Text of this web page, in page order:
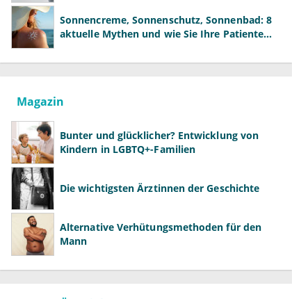
Sonnencreme, Sonnenschutz, Sonnenbad: 8
aktuelle Mythen und wie Sie Ihre Patienten
Magazin
Bunter und glücklicher? Entwicklung von
Kindern in LGBTQ+-Familien
Die wichtigsten Ärztinnen der Geschichte
Alternative Verhütungsmethoden für den
Mann